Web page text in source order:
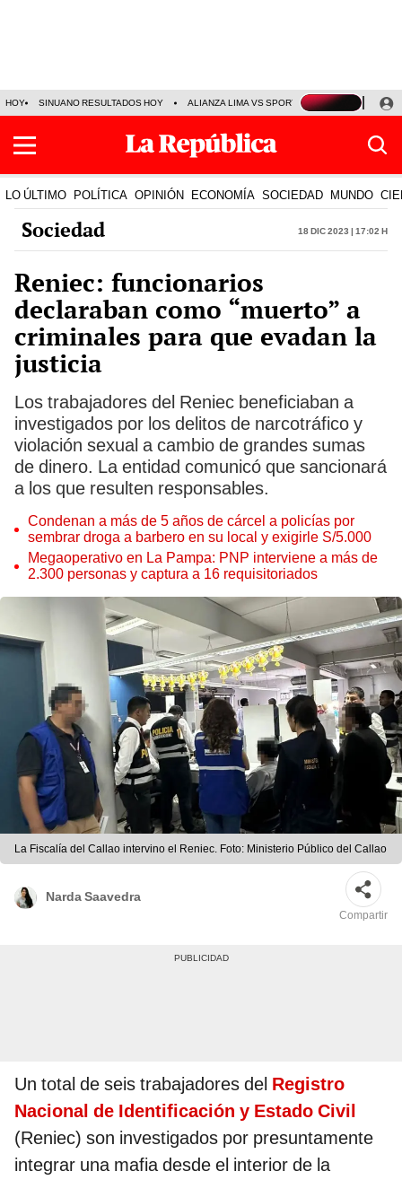
HOY SINUANO RESULTADOS HOY ALIANZA LIMA VS SPORT BOYS JORGE
LO ÚLTIMO POLÍTICA OPINIÓN ECONOMÍA SOCIEDAD MUNDO
Sociedad 18 Dic 2023 | 17:02 h
Reniec: funcionarios
declaraban como “muerto” a
criminales para que evadan la
justicia
Los trabajadores del Reniec beneficiaban a
investigados por los delitos de narcotráfico y
violación sexual a cambio de grandes sumas
de dinero. La entidad comunicó que sancionará
a los que resulten responsables.
Condenan a más de 5 años de cárcel a policías por
sembrar droga a barbero en su local y exigirle S/5.000
Megaoperativo en La Pampa: PNP interviene a más de
2.300 personas y captura a 16 requisitoriados
La Fiscalía del Callao intervino el Reniec. Foto: Ministerio Público del Callao
Narda Saavedra
Compartir
Un total de seis trabajadores del Registro
Nacional de Identificación y Estado Civil
(Reniec) son investigados por presuntamente
integrar una mafia desde el interior de la